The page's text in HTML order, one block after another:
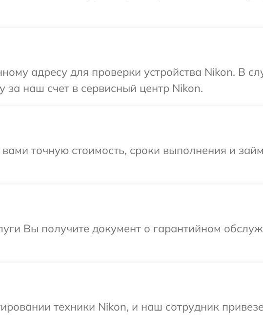
адресу для проверки устройства Nikon. В
наш счет в сервисный центр Nikon.
точную стоимость, сроки выполнения и
Вы получите документ о гарантийном
техники Nikon, и наш сотрудник